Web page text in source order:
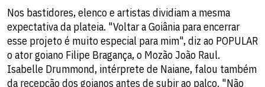
Nos bastidores, elenco e artistas dividiam a mesma
expectativa da plateia. "Voltar a Goiânia para encerrar
esse projeto é muito especial para mim", diz ao POPULAR
o ator goiano Filipe Bragança, o Mozão João Raul.
Isabelle Drummond, intérprete de Naiane, falou também
da recepção dos goianos antes de subir ao palco. "Não